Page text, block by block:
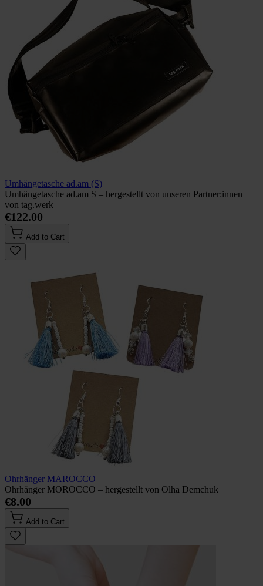
Umhängetasche ad.am (S)
Umhängetasche ad.am S – hergestellt von unseren Partner:innen
von tag.werk
€122.00
Add to Cart
Ohrhänger MAROCCO
Ohrhänger MOROCCO – hergestellt von Olha Demchuk
€8.00
Add to Cart